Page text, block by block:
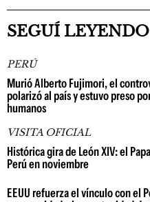
SEGUÍ LEYENDO
PERÚ
Murió Alberto Fujimori, el
polarizó al país y estuvo preso
humanos
VISITA OFICIAL
Histórica gira de León XIV: el
Perú en noviembre
EEUU refuerza el vínculo con el